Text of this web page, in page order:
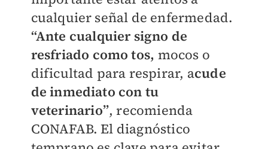
cualquier señal de enfermedad.
“Ante cualquier signo de
resfriado como tos, mocos o
dificultad para respirar, acude
de inmediato con tu
veterinario”, recomienda
CONAFAB. El diagnóstico